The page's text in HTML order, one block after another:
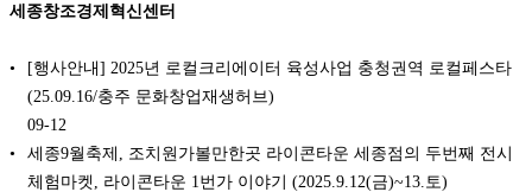
세종창조경제혁신센터
[행사안내] 2025년 로컬크리에이터 육성사업 충청권역 로컬페스타
(25.09.16/충주 문화창업재생허브)
09-12
세종9월축제, 조치원가볼만한곳 라이콘타운 세종점의 두번째 전시
체험마켓, 라이콘타운 1번가 이야기 (2025.9.12(금)~13.토)